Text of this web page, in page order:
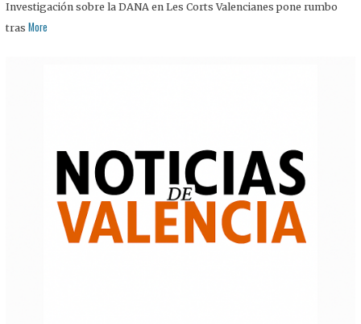
Investigación sobre la DANA en Les Corts Valencianes pone rumbo
tras More